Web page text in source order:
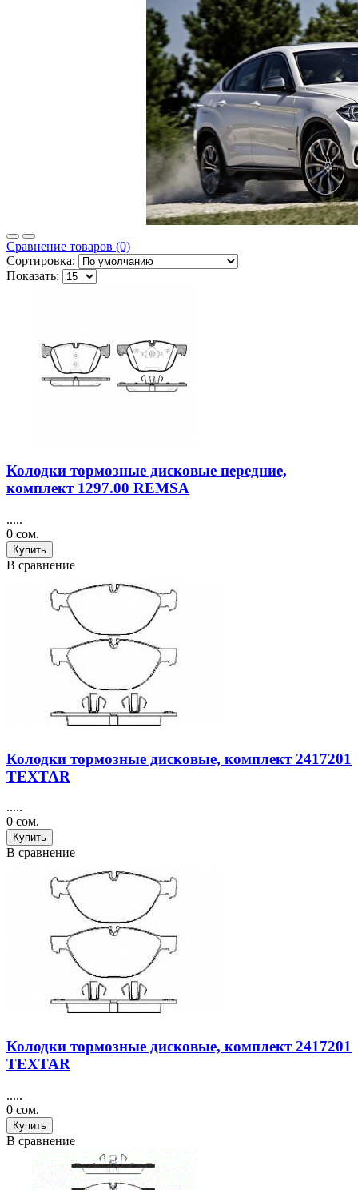
Сравнение товаров (0)
Сортировка:
Показать:
Колодки тормозные дисковые передние,
комплект 1297.00 REMSA
.....
0 сом.
Купить
В сравнение
Колодки тормозные дисковые, комплект 2417201
TEXTAR
.....
0 сом.
Купить
В сравнение
Колодки тормозные дисковые, комплект 2417201
TEXTAR
.....
0 сом.
Купить
В сравнение